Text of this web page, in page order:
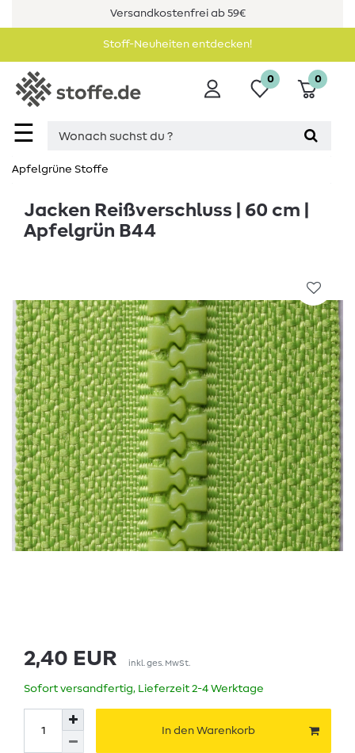
Versandkostenfrei ab 59€
Stoff-Neuheiten entdecken!
☰
0 0
Apfelgrüne Stoffe
Jacken Reißverschluss | 60 cm |
Apfelgrün B44
2,40 EUR inkl. ges. MwSt.
Sofort versandfertig, Lieferzeit 2-4 Werktage
In den Warenkorb